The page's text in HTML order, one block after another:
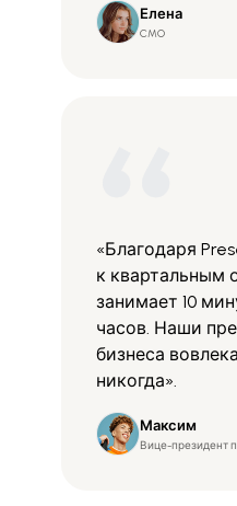
Елена
CMO
«Благодаря
к квартальным
занимает 10
часов. Наши
бизнеса
никогда».
Максим
Вице-президент